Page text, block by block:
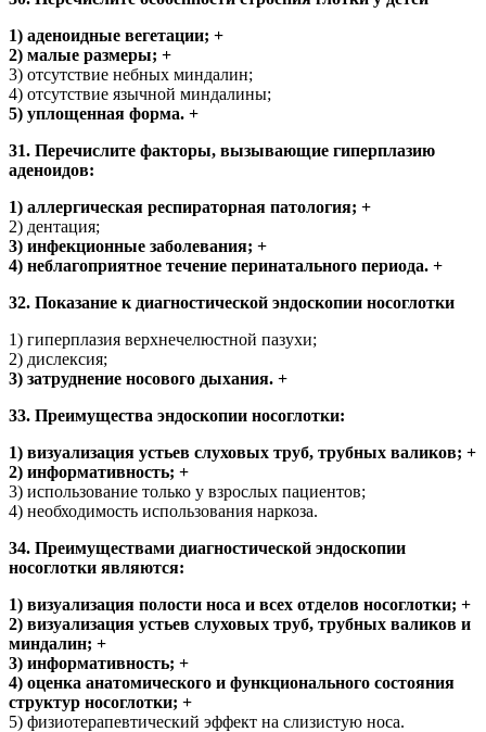
1) аденоидные вегетации; +
2) малые размеры; +
3) отсутствие небных миндалин;
4) отсутствие язычной миндалины;
5) уплощенная форма. +
31. Перечислите факторы, вызывающие гиперплазию
аденоидов:
1) аллергическая респираторная патология; +
2) дентация;
3) инфекционные заболевания; +
4) неблагоприятное течение перинатального периода. +
32. Показание к диагностической эндоскопии носоглотки
1) гиперплазия верхнечелюстной пазухи;
2) дислексия;
3) затруднение носового дыхания. +
33. Преимущества эндоскопии носоглотки:
1) визуализация устьев слуховых труб, трубных валиков; +
2) информативность; +
3) использование только у взрослых пациентов;
4) необходимость использования наркоза.
34. Преимуществами диагностической эндоскопии
носоглотки являются:
1) визуализация полости носа и всех отделов носоглотки; +
2) визуализация устьев слуховых труб, трубных валиков и
миндалин; +
3) информативность; +
4) оценка анатомического и функционального состояния
структур носоглотки; +
5) физиотерапевтический эффект на слизистую носа.